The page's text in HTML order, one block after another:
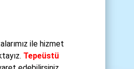
ile hizmet
Tepeüstü